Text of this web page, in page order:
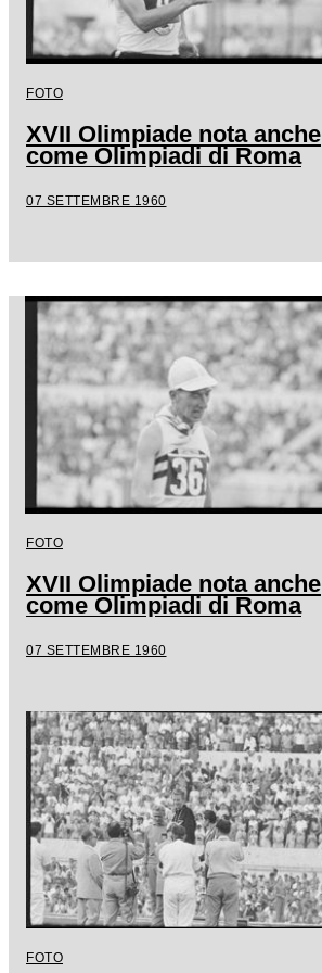
FOTO
XVII Olimpiade nota anche
come Olimpiadi di Roma
07 SETTEMBRE 1960
FOTO
XVII Olimpiade nota anche
come Olimpiadi di Roma
07 SETTEMBRE 1960
FOTO